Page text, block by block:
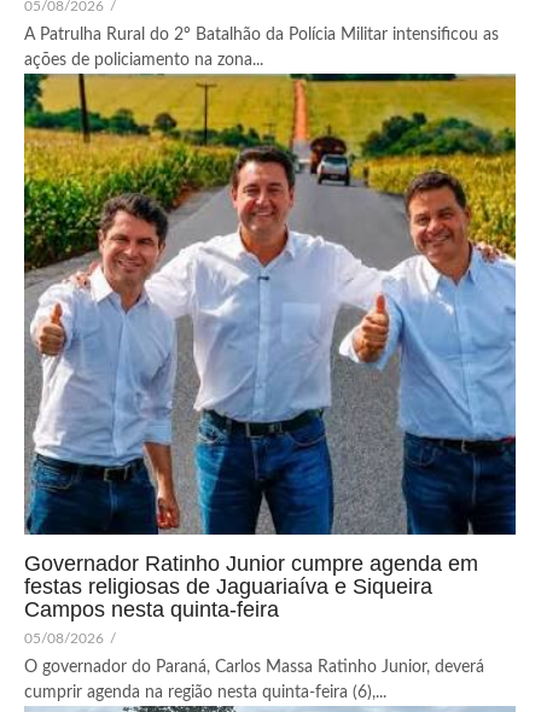
05/08/2026 /
A Patrulha Rural do 2º Batalhão da Polícia Militar intensificou as
ações de policiamento na zona...
Governador Ratinho Junior cumpre agenda em
festas religiosas de Jaguariaíva e Siqueira
Campos nesta quinta-feira
05/08/2026 /
O governador do Paraná, Carlos Massa Ratinho Junior, deverá
cumprir agenda na região nesta quinta-feira (6),...